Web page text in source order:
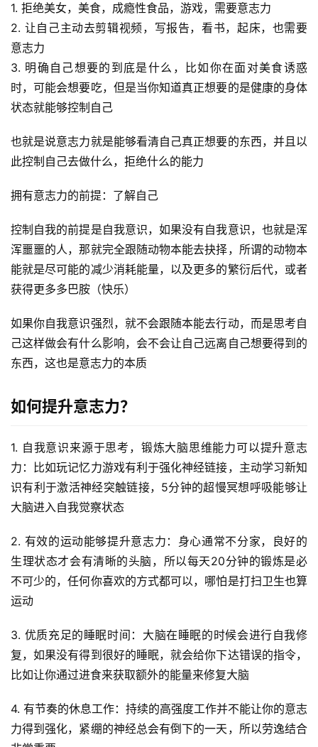
首
页
行
业
快
讯
开
眼
案
避
1. 拒绝美女，美食，成瘾性食品，游戏，需要意志力
2. 让自己主动去剪辑视频，写报告，看书，起床，也需要
意志力
3. 明确自己想要的到底是什么，比如你在面对美食诱惑
时，可能会想要吃，但是当你知道真正想要的是健康的身体
状态就能够控制自己
也就是说意志力就是能够看清自己真正想要的东西，并且以
此控制自己去做什么，拒绝什么的能力
拥有意志力的前提：了解自己
控制自我的前提是自我意识，如果没有自我意识，也就是浑
浑噩噩的人，那就完全跟随动物本能去抉择，所谓的动物本
能就是尽可能的减少消耗能量，以及更多的繁衍后代，或者
获得更多多巴胺（快乐）
如果你自我意识强烈，就不会跟随本能去行动，而是思考自
己这样做会有什么影响，会不会让自己远离自己想要得到的
东西，这也是意志力的本质
如何提升意志力？
1. 自我意识来源于思考，锻炼大脑思维能力可以提升意志
力：比如玩记忆力游戏有利于强化神经链接，主动学习新知
识有利于激活神经突触链接，5分钟的超慢冥想呼吸能够让
大脑进入自我觉察状态
2. 有效的运动能够提升意志力：身心通常不分家，良好的
生理状态才会有清晰的头脑，所以每天20分钟的锻炼是必
不可少的，任何你喜欢的方式都可以，哪怕是打扫卫生也算
运动
3. 优质充足的睡眠时间：大脑在睡眠的时候会进行自我修
复，如果没有得到很好的睡眠，就会给你下达错误的指令，
比如让你通过进食来获取额外的能量来修复大脑
4. 有节奏的休息工作：持续的高强度工作并不能让你的意志
力得到强化，紧绷的神经总会有倒下的一天，所以劳逸结合